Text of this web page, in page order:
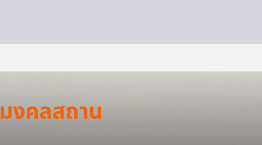
มงคลสถาน